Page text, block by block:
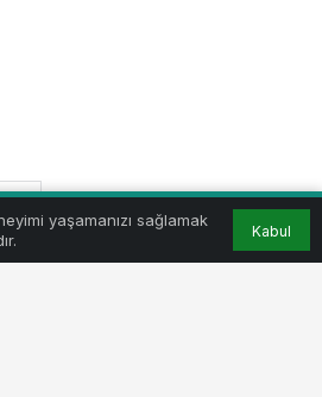
Ankara’da
yaşamanızı sağlamak
Kabul